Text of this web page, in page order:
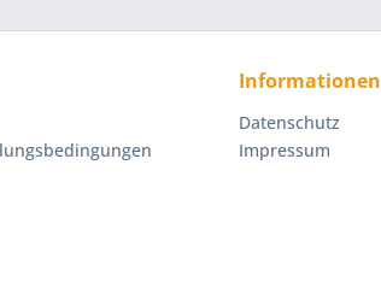
Informationen
Datenschutz
Impressum